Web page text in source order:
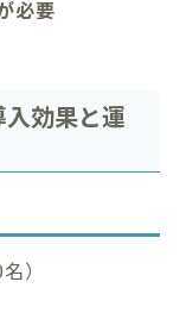
必要
効果と運
）